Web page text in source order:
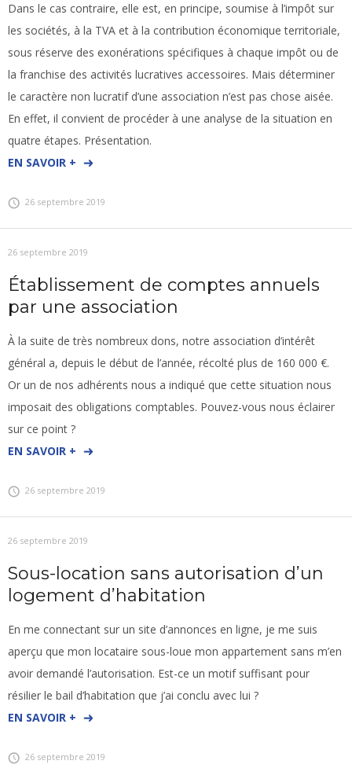
Dans le cas contraire, elle est, en principe, soumise à l’impôt sur
les sociétés, à la TVA et à la contribution économique territoriale,
sous réserve des exonérations spécifiques à chaque impôt ou de
la franchise des activités lucratives accessoires. Mais déterminer
le caractère non lucratif d’une association n’est pas chose aisée.
En effet, il convient de procéder à une analyse de la situation en
quatre étapes. Présentation.
EN SAVOIR +
26 septembre 2019
26 septembre 2019
Établissement de comptes annuels
par une association
À la suite de très nombreux dons, notre association d’intérêt
général a, depuis le début de l’année, récolté plus de 160 000 €.
Or un de nos adhérents nous a indiqué que cette situation nous
imposait des obligations comptables. Pouvez-vous nous éclairer
sur ce point ?
EN SAVOIR +
26 septembre 2019
26 septembre 2019
Sous-location sans autorisation d’un
logement d’habitation
En me connectant sur un site d’annonces en ligne, je me suis
aperçu que mon locataire sous-loue mon appartement sans m’en
avoir demandé l’autorisation. Est-ce un motif suffisant pour
résilier le bail d’habitation que j’ai conclu avec lui ?
EN SAVOIR +
26 septembre 2019